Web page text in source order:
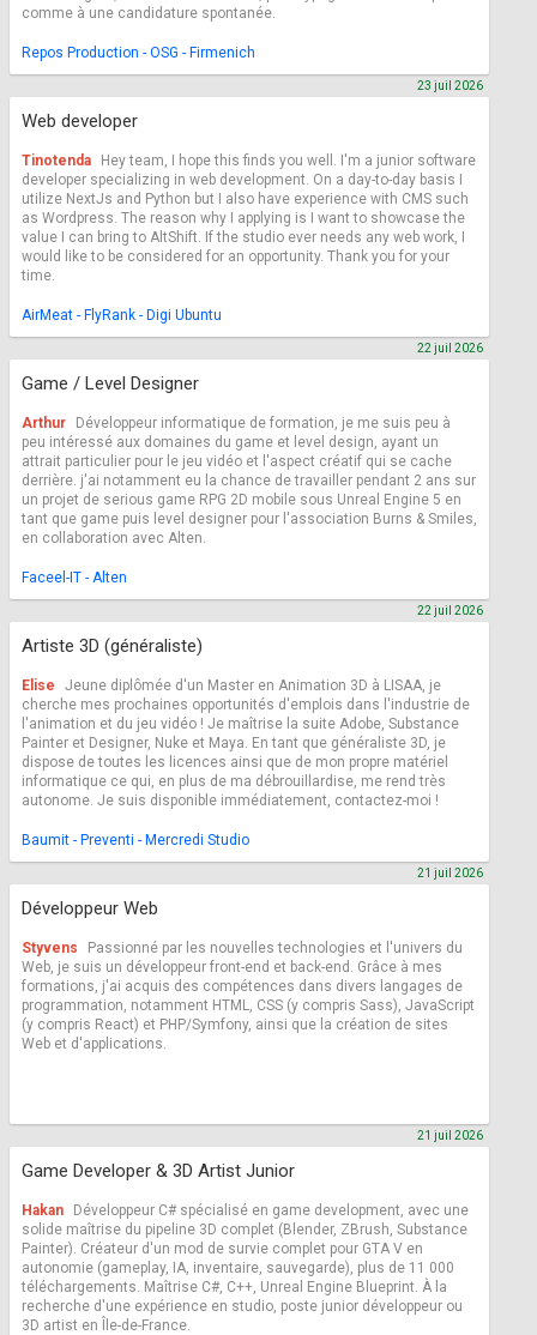
comme à une candidature spontanée.
Repos Production - OSG - Firmenich
Web developer
23 juil 2026
Tinotenda
Hey team, I hope this finds you well. I'm a junior software
developer specializing in web development. On a day-to-day basis I
utilize NextJs and Python but I also have experience with CMS such
as Wordpress. The reason why I applying is I want to showcase the
value I can bring to AltShift. If the studio ever needs any web work, I
would like to be considered for an opportunity. Thank you for your
time.
AirMeat - FlyRank - Digi Ubuntu
Game / Level Designer
22 juil 2026
Arthur
Développeur informatique de formation, je me suis peu à
peu intéressé aux domaines du game et level design, ayant un
attrait particulier pour le jeu vidéo et l'aspect créatif qui se cache
derrière. j'ai notamment eu la chance de travailler pendant 2 ans sur
un projet de serious game RPG 2D mobile sous Unreal Engine 5 en
tant que game puis level designer pour l'association Burns & Smiles,
en collaboration avec Alten.
Faceel-IT - Alten
Artiste 3D (généraliste)
22 juil 2026
Elise
Jeune diplômée d'un Master en Animation 3D à LISAA, je
cherche mes prochaines opportunités d'emplois dans l'industrie de
l'animation et du jeu vidéo ! Je maîtrise la suite Adobe, Substance
Painter et Designer, Nuke et Maya. En tant que généraliste 3D, je
dispose de toutes les licences ainsi que de mon propre matériel
informatique ce qui, en plus de ma débrouillardise, me rend très
autonome. Je suis disponible immédiatement, contactez-moi !
Baumit - Preventi - Mercredi Studio
Développeur Web
21 juil 2026
Styvens
Passionné par les nouvelles technologies et l'univers du
Web, je suis un développeur front-end et back-end. Grâce à mes
formations, j'ai acquis des compétences dans divers langages de
programmation, notamment HTML, CSS (y compris Sass), JavaScript
(y compris React) et PHP/Symfony, ainsi que la création de sites
Web et d'applications.
Game Developer & 3D Artist Junior
21 juil 2026
Hakan
Développeur C# spécialisé en game development, avec une
solide maîtrise du pipeline 3D complet (Blender, ZBrush, Substance
Painter). Créateur d'un mod de survie complet pour GTA V en
autonomie (gameplay, IA, inventaire, sauvegarde), plus de 11 000
téléchargements. Maîtrise C#, C++, Unreal Engine Blueprint. À la
recherche d'une expérience en studio, poste junior développeur ou
3D artist en Île-de-France.